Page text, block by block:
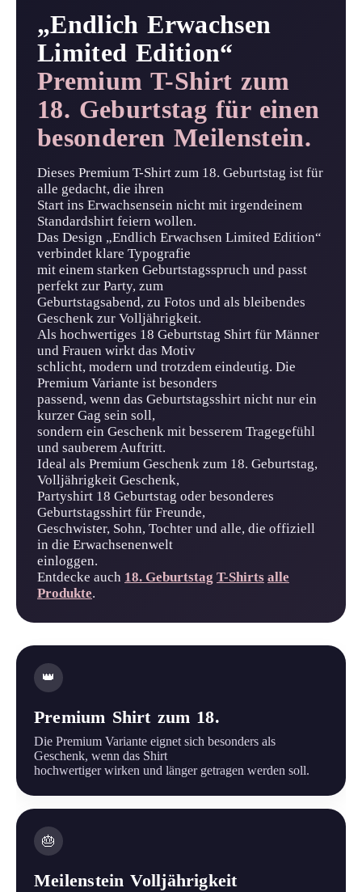
„Endlich Erwachsen
Limited Edition“
Premium T-Shirt zum
18. Geburtstag für einen
besonderen Meilenstein.
Dieses Premium T-Shirt zum 18. Geburtstag ist für
alle gedacht, die ihren
Start ins Erwachsensein nicht mit irgendeinem
Standardshirt feiern wollen.
Das Design „Endlich Erwachsen Limited Edition“
verbindet klare Typografie
mit einem starken Geburtstagsspruch und passt
perfekt zur Party, zum
Geburtstagsabend, zu Fotos und als bleibendes
Geschenk zur Volljährigkeit.
Als hochwertiges 18 Geburtstag Shirt für Männer
und Frauen wirkt das Motiv
schlicht, modern und trotzdem eindeutig. Die
Premium Variante ist besonders
passend, wenn das Geburtstagsshirt nicht nur ein
kurzer Gag sein soll,
sondern ein Geschenk mit besserem Tragegefühl
und sauberem Auftritt.
Ideal als Premium Geschenk zum 18. Geburtstag,
Volljährigkeit Geschenk,
Partyshirt 18 Geburtstag oder besonderes
Geburtstagsshirt für Freunde,
Geschwister, Sohn, Tochter und alle, die offiziell
in die Erwachsenenwelt
einloggen.
Entdecke auch 18. Geburtstag T-Shirts alle
Produkte.
👑
Premium Shirt zum 18.
Die Premium Variante eignet sich besonders als
Geschenk, wenn das Shirt
hochwertiger wirken und länger getragen werden soll.
🎂
Meilenstein Volljährigkeit